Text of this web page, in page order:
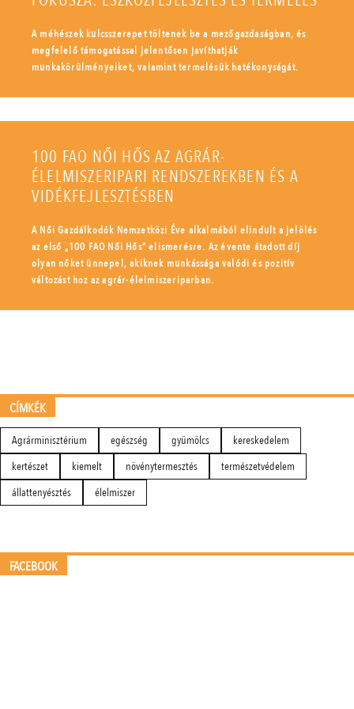
A méhészek kulcsszerepet töltenek be a mezőgazdaságban, és
megfelelő támogatással jelentősen javíthatják
munkakörülményeiket, valamint termelésük hatékonyságát.
100 FAO NŐI HŐS AZ AGRÁR-
ÉLELMISZERIPARI RENDSZEREKBEN ÉS A
VIDÉKFEJLESZTÉSBEN
A Női Gazdálkodók Nemzetközi Éve alkalmából elindult a jelölés
az első „100 FAO Női Hős” elismerésre. Az évente átadott díj
olyan nőket ünnepel, akiknek munkássága valódi és pozitív
változást hoz az agrár-élelmiszeriparban.
CÍMKÉK
Agrárminisztérium egészség gyümölcs
kereskedelem
kertészet
kiemelt növénytermesztés
természetvédelem
állattenyésztés
élelmiszer
FACEBOOK